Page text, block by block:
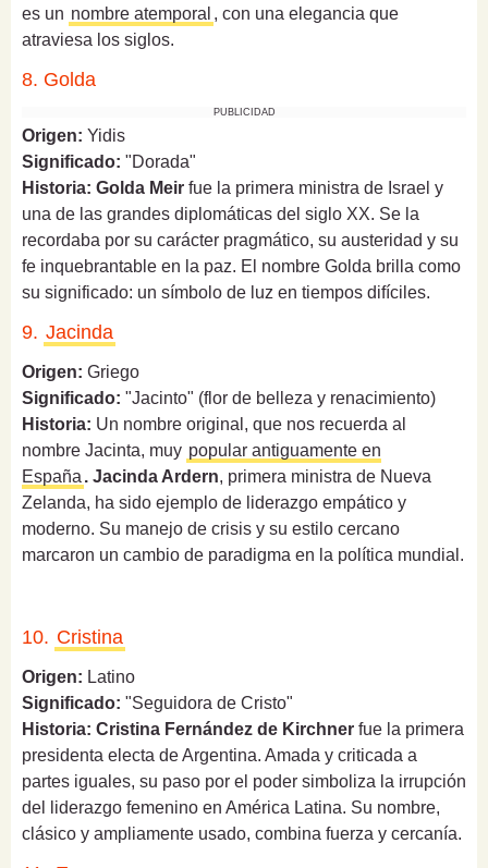
es un nombre atemporal , con una elegancia que
atraviesa los siglos.
8. Golda
PUBLICIDAD
Origen: Yidis
Significado: "Dorada"
Historia: Golda Meir fue la primera ministra de Israel y
una de las grandes diplomáticas del siglo XX. Se la
recordaba por su carácter pragmático, su austeridad y su
fe inquebrantable en la paz. El nombre Golda brilla como
su significado: un símbolo de luz en tiempos difíciles.
9. Jacinda
Origen: Griego
Significado: "Jacinto" (flor de belleza y renacimiento)
Historia: Un nombre original, que nos recuerda al
nombre Jacinta, muy popular antiguamente en
España . Jacinda Ardern, primera ministra de Nueva
Zelanda, ha sido ejemplo de liderazgo empático y
moderno. Su manejo de crisis y su estilo cercano
marcaron un cambio de paradigma en la política mundial.
10. Cristina
Origen: Latino
Significado: "Seguidora de Cristo"
Historia: Cristina Fernández de Kirchner fue la primera
presidenta electa de Argentina. Amada y criticada a
partes iguales, su paso por el poder simboliza la irrupción
del liderazgo femenino en América Latina. Su nombre,
clásico y ampliamente usado, combina fuerza y cercanía.